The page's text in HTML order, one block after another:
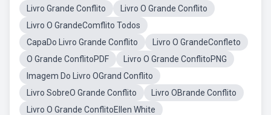
Livro Grande Conflito
Livro O Grande Conflito
Livro O GrandeComflito Todos
CapaDo Livro Grande Conflito
Livro O GrandeConfleto
O Grande ConflitoPDF
Livro O Grande ConflitoPNG
Imagem Do Livro OGrand Conflito
Livro SobreO Grande Conflito
Livro OBrande Conflito
Livro O Grande ConflitoEllen White